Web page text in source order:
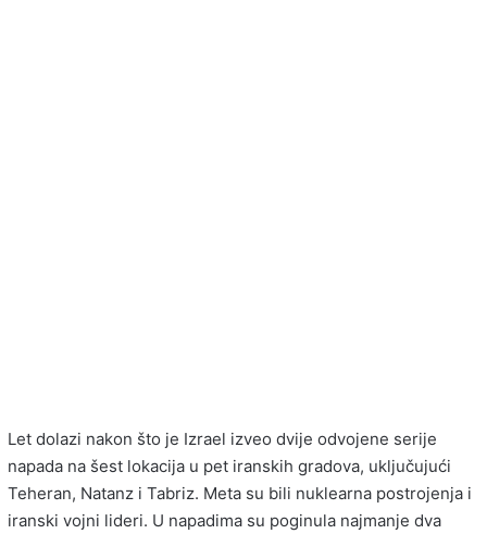
Let dolazi nakon što je Izrael izveo dvije odvojene serije
napada na šest lokacija u pet iranskih gradova, uključujući
Teheran, Natanz i Tabriz. Meta su bili nuklearna postrojenja i
iranski vojni lideri. U napadima su poginula najmanje dva